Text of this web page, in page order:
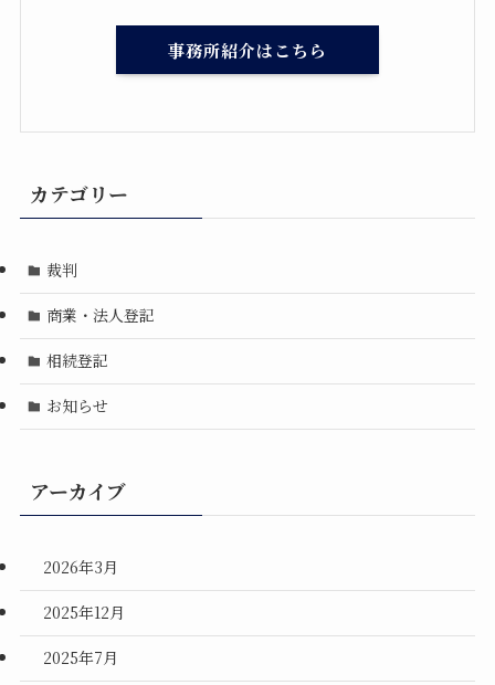
事務所紹介はこちら
カテゴリー
裁判
商業・法人登記
相続登記
お知らせ
アーカイブ
2026年3月
2025年12月
2025年7月